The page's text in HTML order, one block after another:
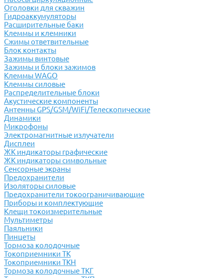
Оголовки для скважин
Гидроаккумуляторы
Расширительные баки
Клеммы и клемники
Cжимы ответвительные
Блок контакты
Зажимы винтовые
Зажимы и блоки зажимов
Клеммы WAGO
Клеммы силовые
Распределительные блоки
Акустические компоненты
Антенны GPS/GSM/WiFi/Телескопические
Динамики
Микрофоны
Электромагнитные излучатели
Дисплеи
ЖК индикаторы графические
ЖК индикаторы символьные
Сенсорные экраны
Предохранители
Изоляторы силовые
Предохранители токоограничивающие
Приборы и комплектующие
Клещи токоизмерительные
Мультиметры
Паяльники
Пинцеты
Тормоза колодочные
Токоприемники ТК
Токоприемники ТКН
Тормоза колодочные ТКГ